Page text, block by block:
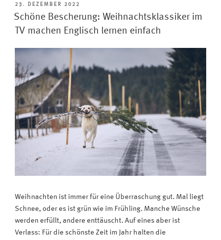
Hunderte
Stunden
Berichterstattung
Ersten
und
Zweiten
machen
den
Winter
richtig
sportlich“
VERÖFFENTLICHT
AM
23. DEZEMBER 2022
Schöne Bescherung: Weihnachtsklassiker im
TV machen Englisch lernen einfach
Weihnachten ist immer für eine Überraschung gut. Mal liegt
Schnee, oder es ist grün wie im Frühling. Manche Wünsche
werden erfüllt, andere enttäuscht. Auf eines aber ist
Verlass: Für die schönste Zeit im Jahr halten die